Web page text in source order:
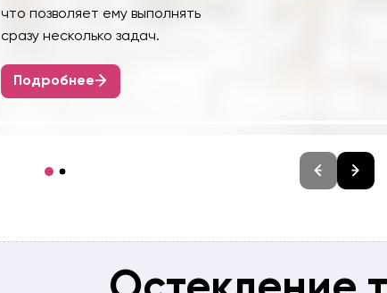
что позволяет ему выполнять
сразу несколько задач.
Подробнее